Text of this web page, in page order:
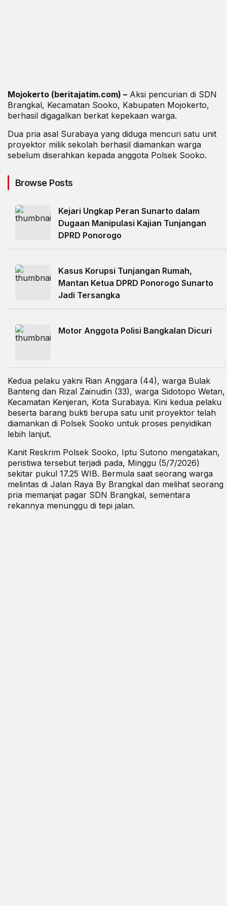
Mojokerto (beritajatim.com) – Aksi pencurian di SDN
Brangkal, Kecamatan Sooko, Kabupaten Mojokerto,
berhasil digagalkan berkat kepekaan warga.
Dua pria asal Surabaya yang diduga mencuri satu unit
proyektor milik sekolah berhasil diamankan warga
sebelum diserahkan kepada anggota Polsek Sooko.
Browse Posts
Kejari Ungkap Peran Sunarto dalam
Dugaan Manipulasi Kajian Tunjangan
DPRD Ponorogo
Kasus Korupsi Tunjangan Rumah,
Mantan Ketua DPRD Ponorogo Sunarto
Jadi Tersangka
Motor Anggota Polisi Bangkalan Dicuri
Kedua pelaku yakni Rian Anggara (44), warga Bulak
Banteng dan Rizal Zainudin (33), warga Sidotopo Wetan,
Kecamatan Kenjeran, Kota Surabaya. Kini kedua pelaku
beserta barang bukti berupa satu unit proyektor telah
diamankan di Polsek Sooko untuk proses penyidikan
lebih lanjut.
Kanit Reskrim Polsek Sooko, Iptu Sutono mengatakan,
peristiwa tersebut terjadi pada, Minggu (5/7/2026)
sekitar pukul 17.25 WIB. Bermula saat seorang warga
melintas di Jalan Raya By Brangkal dan melihat seorang
pria memanjat pagar SDN Brangkal, sementara
rekannya menunggu di tepi jalan.